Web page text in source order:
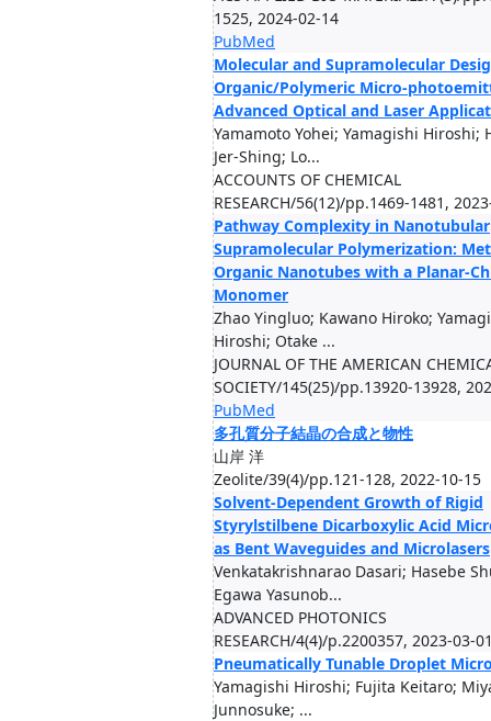
1525, 2024-02-14
PubMed
Molecular and Supramolecular
Organic/Polymeric Micro-
Advanced Optical and Laser
Yamamoto Yohei; Yamagishi Hiroshi;
Jer-Shing; Lo...
ACCOUNTS OF CHEMICAL
RESEARCH/56(12)/pp.1469-1481,
Pathway Complexity in Nanotubular
Supramolecular Polymerization:
Organic Nanotubes with a Planar-
Monomer
Zhao Yingluo; Kawano Hiroko;
Hiroshi; Otake ...
JOURNAL OF THE AMERICAN
SOCIETY/145(25)/pp.13920-13928,
PubMed
多孔質分子結晶の合成と物性
山岸 洋
Zeolite/39(4)/pp.121-128, 2022-10-15
Solvent-Dependent Growth of Rigid
Styrylstilbene Dicarboxylic Acid
as Bent Waveguides and Microlasers
Venkatakrishnarao Dasari; Hasebe
Egawa Yasunob...
ADVANCED PHOTONICS
RESEARCH/4(4)/p.2200357, 2023-03-
Pneumatically Tunable Droplet
Yamagishi Hiroshi; Fujita Keitaro;
Junnosuke; ...